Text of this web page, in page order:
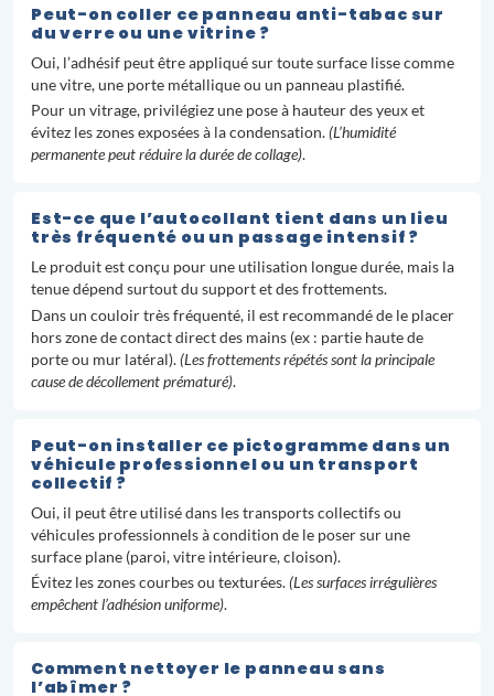
Peut-on coller ce panneau anti-tabac sur
du verre ou une vitrine ?
Oui, l’adhésif peut être appliqué sur toute surface lisse comme
une vitre, une porte métallique ou un panneau plastifié.
Pour un vitrage, privilégiez une pose à hauteur des yeux et
évitez les zones exposées à la condensation.(L’humidité
permanente peut réduire la durée de collage).
Est-ce que l’autocollant tient dans un lieu
très fréquenté ou un passage intensif ?
Le produit est conçu pour une utilisation longue durée, mais la
tenue dépend surtout du support et des frottements.
Dans un couloir très fréquenté, il est recommandé de le placer
hors zone de contact direct des mains (ex : partie haute de
porte ou mur latéral).(Les frottements répétés sont la principale
cause de décollement prématuré).
Peut-on installer ce pictogramme dans un
véhicule professionnel ou un transport
collectif ?
Oui, il peut être utilisé dans les transports collectifs ou
véhicules professionnels à condition de le poser sur une
surface plane (paroi, vitre intérieure, cloison).
Évitez les zones courbes ou texturées.(Les surfaces irrégulières
empêchent l’adhésion uniforme).
Comment nettoyer le panneau sans
l’abîmer ?